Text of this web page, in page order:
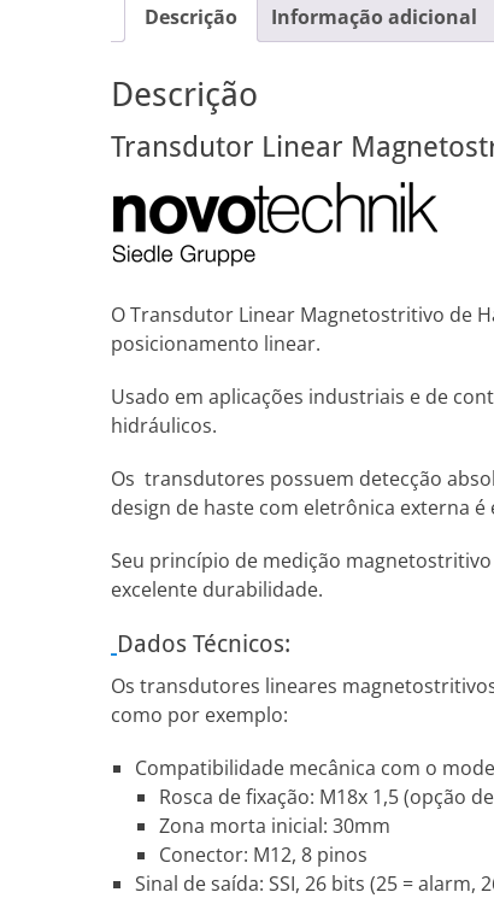
Descrição Informação adicional
Descrição
Transdutor Linear
O Transdutor Linear Magnetostritivo de
posicionamento linear.
Usado em aplicações industriais e de
hidráulicos.
Os transdutores possuem detecção
design de haste com eletrônica externa
Seu princípio de medição
excelente durabilidade.
Dados Técnicos:
Os transdutores lineares
como por exemplo:
Compatibilidade mecânica com o
Rosca de fixação: M18x 1,5 (opção
Zona morta inicial: 30mm
Conector: M12, 8 pinos
Sinal de saída: SSI, 26 bits (25 =